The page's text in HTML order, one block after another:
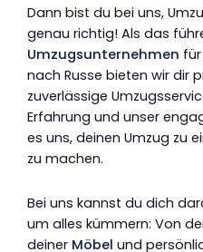
Dann bist du bei uns,
genau richtig! Als das
Umzugsunternehmen
nach Russe bieten wir dir
zuverlässige
Erfahrung und unser
es uns, deinen Umzug zu
zu machen.
Bei uns kannst du dich
um alles kümmern: Von
deiner Möbel und